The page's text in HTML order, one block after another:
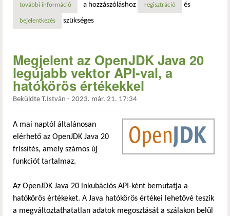
további információmegjelent a java 21 tartalommal kapcsolatosan
a hozzászóláshoz regisztráció és
bejelentkezés szükséges
Megjelent az OpenJDK Java 20
legújabb vektor API-val, a
hatókörös értékekkel
Beküldte T.István - 2023. már. 21. 17:34
A mai naptól általánosan
elérhető az OpenJDK Java 20
frissítés, amely számos új
funkciót tartalmaz.
Az OpenJDK Java 20 inkubációs API-ként bemutatja a
hatókörös értékeket. A Java hatókörös értékei lehetővé teszik
a megváltoztathatatlan adatok megosztását a szálakon belül